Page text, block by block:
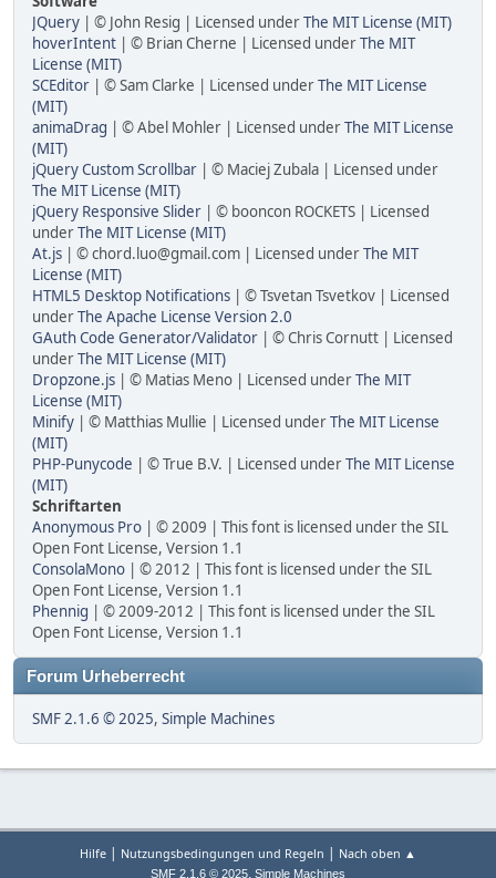
JQuery | © John Resig | Licensed underThe MIT License (MIT)
hoverIntent | © Brian Cherne | Licensed underThe MIT
License (MIT)
SCEditor | © Sam Clarke | Licensed underThe MIT License
(MIT)
animaDrag | © Abel Mohler | Licensed underThe MIT License
(MIT)
jQuery Custom Scrollbar | © Maciej Zubala | Licensed under
The MIT License (MIT)
jQuery Responsive Slider | © booncon ROCKETS | Licensed
underThe MIT License (MIT)
At.js | © chord.luo@gmail.com | Licensed underThe MIT
License (MIT)
HTML5 Desktop Notifications | © Tsvetan Tsvetkov | Licensed
underThe Apache License Version 2.0
GAuth Code Generator/Validator | © Chris Cornutt | Licensed
underThe MIT License (MIT)
Dropzone.js | © Matias Meno | Licensed underThe MIT
License (MIT)
Minify | © Matthias Mullie | Licensed underThe MIT License
(MIT)
PHP-Punycode | © True B.V. | Licensed underThe MIT License
(MIT)
Schriftarten
Anonymous Pro | © 2009 | This font is licensed under the SIL
Open Font License, Version 1.1
ConsolaMono | © 2012 | This font is licensed under the SIL
Open Font License, Version 1.1
Phennig | © 2009-2012 | This font is licensed under the SIL
Open Font License, Version 1.1
Forum Urheberrecht
SMF 2.1.6 © 2025, Simple Machines
Hilfe | Nutzungsbedingungen und Regeln | Nach oben ▲
SMF 2.1.6 © 2025, Simple Machines